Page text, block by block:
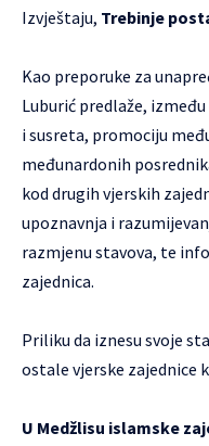
Izvještaju, Trebinje
Kao preporuke za
Luburić predlaže,
i susreta, promociju
međunardonih
kod drugih vjerskih
upoznavnja i
razmjenu stavova, te
zajednica.
Priliku da iznesu svoje
ostale vjerske zajednice
U Medžlisu islamske